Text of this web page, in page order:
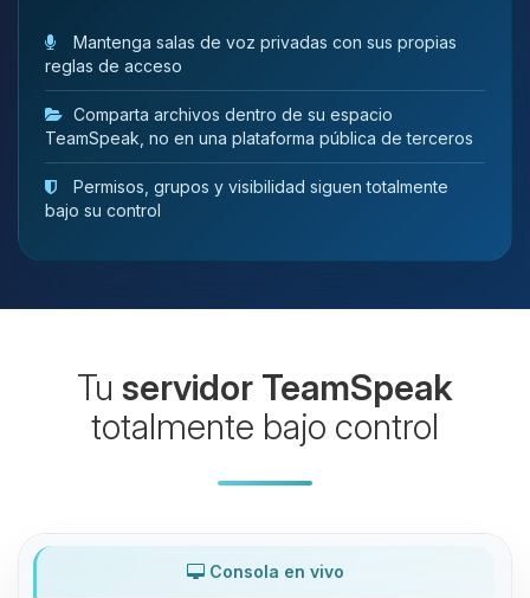
Mantenga salas de voz privadas con sus propias
reglas de acceso
Comparta archivos dentro de su espacio
TeamSpeak, no en una plataforma pública de terceros
Permisos, grupos y visibilidad siguen totalmente
bajo su control
Tu servidor TeamSpeak
totalmente bajo control
Consola en vivo